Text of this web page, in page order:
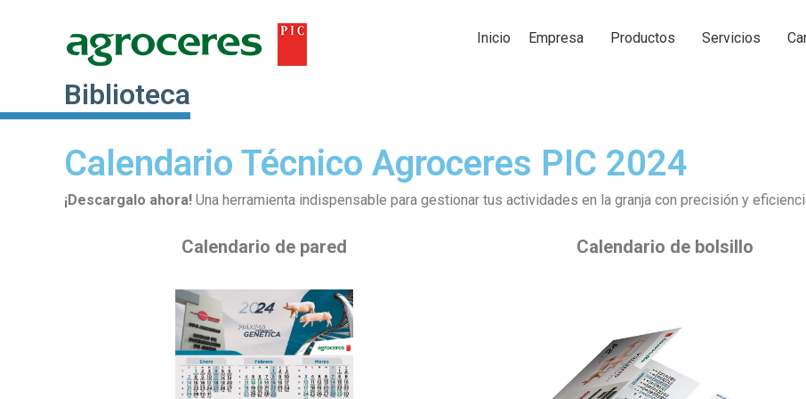
Inicio Empresa Productos Servicios
Biblioteca
Calendario Técnico Agroceres PIC 2024
¡Descargalo ahora! Una herramienta indispensable para gestionar tus actividades en la granja con precisión y
Calendario de pared Calendario de bolsillo